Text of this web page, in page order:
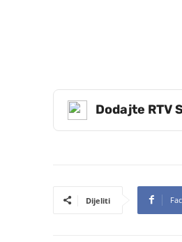
Dodajte RTV
Dijeliti